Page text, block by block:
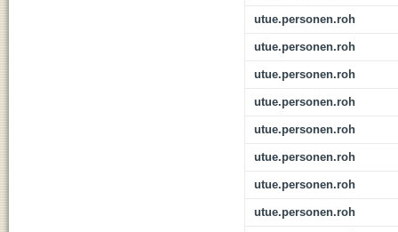
utue.personen.roh
utue.personen.roh
utue.personen.roh
utue.personen.roh
utue.personen.roh
utue.personen.roh
utue.personen.roh
utue.personen.roh